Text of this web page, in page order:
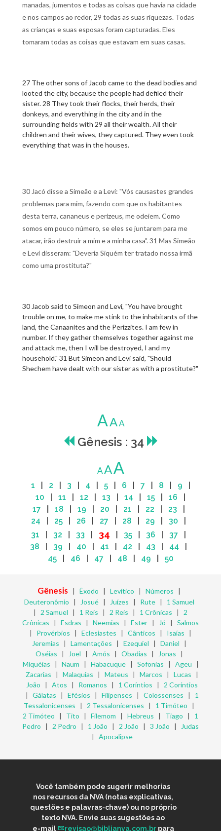
manadas, jumentos e todas as coisas que havia na cidade
e nos campos ao redor, 29 todas as suas riquezas. Todas
as crianças e suas esposas foram capturadas. Eles
tomaram todas as coisas que estavam em suas casas.
27 The other sons of Jacob came to the dead bodies and
looted the city, because the people had defiled their
sister. 28 They took their flocks, their herds, their
donkeys, and everything in the city and in the
surrounding fields with 29 all their wealth. All their
children and their wives, they captured. They even took
everything that was in the houses.
30 Jacó disse a Simeão e a Levi: "Vós causastes grandes
problemas para mim, fazendo com que os habitantes
desta terra, cananeus e perizeus, me odeiem. Como
somos em pouco número, se eles se juntarem para me
atacar, irão destruir a mim e a minha casa". 31 Mas Simeão
e Levi disseram: "Deveria Siquém ter tratado nossa irmã
como uma prostituta?"
30 Jacob said to Simeon and Levi, "You have brought
trouble on me, to make me stink to the inhabitants of the
land, the Canaanites and the Perizzites. I am few in
number. If they gather themselves together against me
and attack me, then I will be destroyed, I and my
household." 31 But Simeon and Levi said, "Should
Shechem have dealt with our sister as with a prostitute?"
AAA
Gênesis : 34
AAA
1 2 3 4 5| 6 7 8 9
10
11 12 13 14 15 16
17
18 19 20 21 22 23
24
25 26 27 28 29 30
31
32 33 34 35 36 37
38
39 40 41 42 43 44
45| 46 47 48 49 50
Gênesis | Êxodo | Levítico | Números |
Deuteronômio | Josué| Juízes | Rute| 1 Samuel
| 2 Samuel | 1 Reis | 2 Reis | 1 Crônicas | 2
Crônicas | Esdras | Neemias | Ester | Jó | Salmos
| Provérbios | Eclesiastes | Cânticos | Isaías |
Jeremias | Lamentações | Ezequiel | Daniel |
Oséias | Joel | Amós | Obadias | Jonas |
Miquéias | Naum | Habacuque| Sofonias | Ageu |
Zacarias | Malaquias | Mateus | Marcos | Lucas |
João | Atos | Romanos | 1 Coríntios | 2 Coríntios
| Gálatas | Efésios | Filipenses | Colossenses | 1
Tessalonicenses | 2 Tessalonicenses | 1 Timóteo |
2 Timóteo | Tito | Filemom | Hebreus | Tiago | 1
Pedro | 2 Pedro | 1 João | 2 João | 3 João |
Judas
| Apocalipse
Você também pode sugerir melhorias
nos recursos da NVA (notas explicativas,
questões e palavras-chave) ou no próprio
texto NVA. Envie suas sugestões ao
e-mail
revisao@biblianva.com.br para